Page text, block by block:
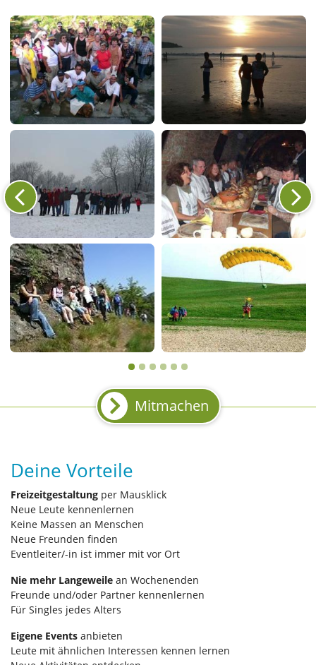
Mitmachen
Deine Vorteile
Freizeitgestaltung per Mausklick
Neue Leute kennenlernen
Keine Massen an Menschen
Neue Freunden finden
Eventleiter/-in ist immer mit vor Ort
Nie mehr Langeweile an Wochenenden
Freunde und/oder Partner kennenlernen
Für Singles jedes Alters
Eigene Events anbieten
Leute mit ähnlichen Interessen kennen lernen